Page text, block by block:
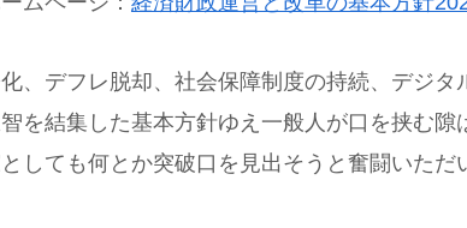
、デフレ脱却、社会保障制度の持続、デジ
を結集した基本方針ゆえ一般人が口を挟む
しても何とか突破口を見出そうと奮闘いただ